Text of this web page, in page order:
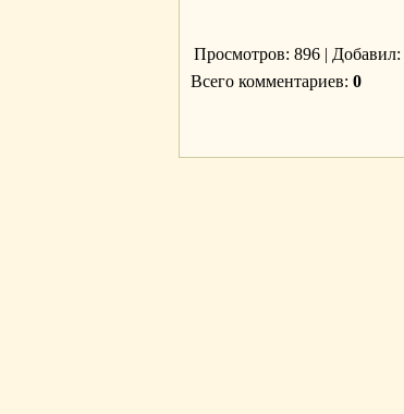
Просмотров: 896 | Добавил:
Всего комментариев: 0